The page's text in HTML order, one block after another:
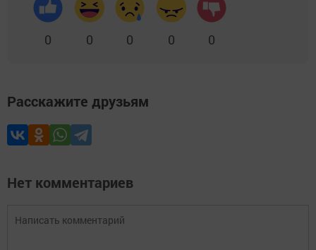
0 0 0 0 0
Расскажите друзьям
Нет комментариев